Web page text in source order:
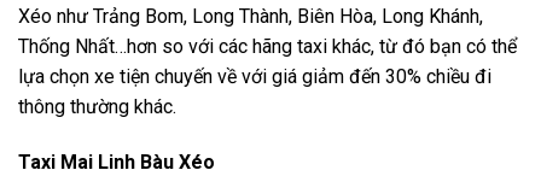
Xéo như Trảng Bom, Long Thành, Biên Hòa, Long Khánh,
Thống Nhất…hơn so với các hãng taxi khác, từ đó bạn có thể
lựa chọn xe tiện chuyến về với giá giảm đến 30% chiều đi
thông thường khác.
Taxi Mai Linh Bàu Xéo